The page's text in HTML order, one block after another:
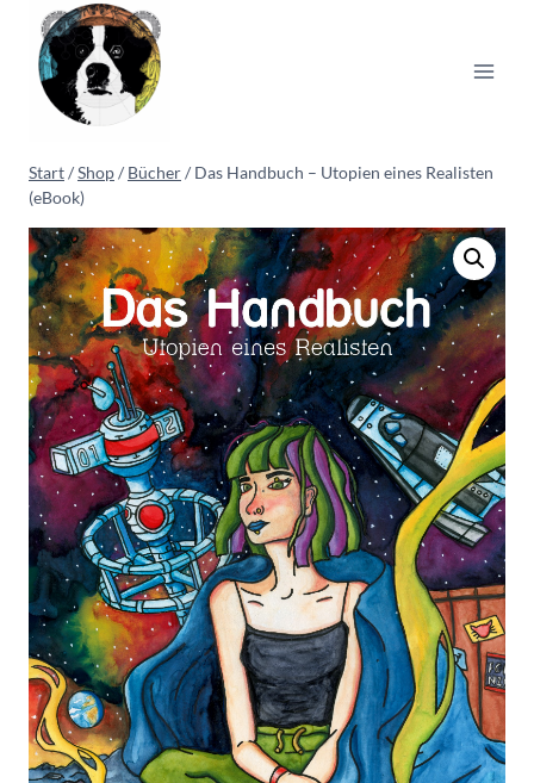
Inhalt
springen
Start/Shop/ Bücher/ Das Handbuch – Utopien eines Realisten
(eBook)